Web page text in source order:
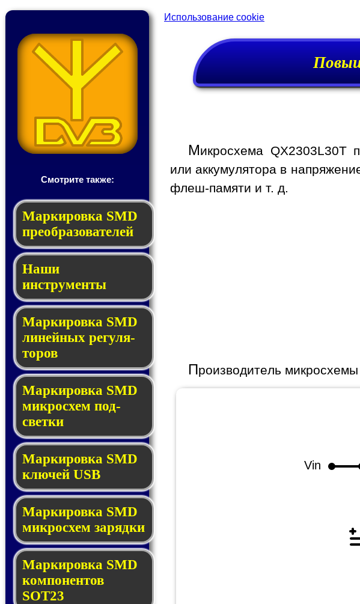
Смотрите также:
Мар­ки­ров­ка SMD
пре­об­ра­зо­ва­те­лей
Наши
инструменты
Маркировка SMD
ли­ней­ных ре­гу­ля­
то­ров
Маркировка SMD
мик­ро­схем под­
свет­ки
Маркировка SMD
клю­чей USB
Маркировка SMD
мик­рос­хем за­ряд­ки
Маркировка SMD
ком­по­нен­тов
SOT23
Использование cookie
Микросхема QX2303L30T
или аккумулятора в
флеш-памяти и т. д.
Производитель
Vin